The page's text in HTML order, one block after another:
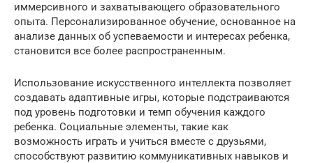
иммерсивного и захватывающего образовательного
опыта. Персонализированное обучение, основанное на
анализе данных об успеваемости и интересах ребенка,
становится все более распространенным.
Использование искусственного интеллекта позволяет
создавать адаптивные игры, которые подстраиваются
под уровень подготовки и темп обучения каждого
ребенка. Социальные элементы, такие как
возможность играть и учиться вместе с друзьями,
способствуют развитию коммуникативных навыков и